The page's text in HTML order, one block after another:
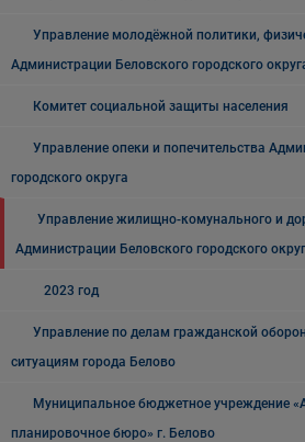
Управление молодёжной политики,
Администрации Беловского городского
Комитет социальной защиты населения
Управление опеки и попечительства
городского округа
Управление жилищно-комунального и
Администрации Беловского городского
2023 год
Управление по делам гражданской
ситуациям города Белово
Муниципальное бюджетное учреждение
планировочное бюро» г. Белово